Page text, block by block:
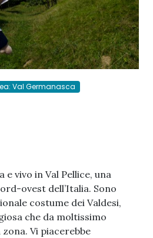
Val Germanasca
e vivo in Val Pellice, una
ovest dell’Italia. Sono
costume dei Valdesi,
che da moltissimo
Vi piacerebbe